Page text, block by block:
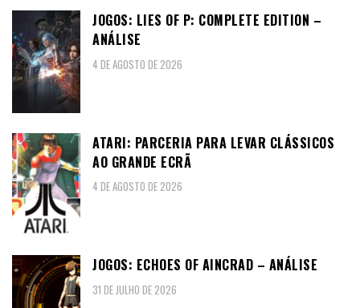
JOGOS: LIES OF P: COMPLETE EDITION –
ANÁLISE
4 DE AGOSTO DE 2026
ATARI: PARCERIA PARA LEVAR CLÁSSICOS
AO GRANDE ECRÃ
4 DE AGOSTO DE 2026
JOGOS: ECHOES OF AINCRAD – ANÁLISE
31 DE JULHO DE 2026